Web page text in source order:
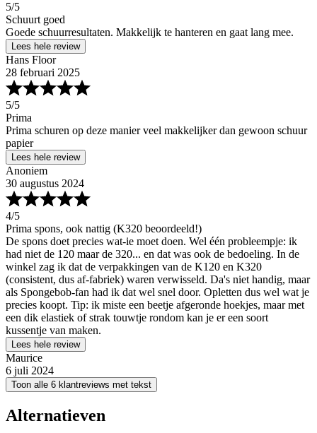
5/5
Schuurt goed
Goede schuurresultaten. Makkelijk te hanteren en gaat lang mee.
Lees hele review
Hans Floor
28 februari 2025
5/5
Prima
Prima schuren op deze manier veel makkelijker dan gewoon schuur
papier
Lees hele review
Anoniem
30 augustus 2024
4/5
Prima spons, ook nattig (K320 beoordeeld!)
De spons doet precies wat-ie moet doen. Wel één probleempje: ik
had niet de 120 maar de 320... en dat was ook de bedoeling. In de
winkel zag ik dat de verpakkingen van de K120 en K320
(consistent, dus af-fabriek) waren verwisseld. Da's niet handig, maar
als Spongebob-fan had ik dat wel snel door. Opletten dus wel wat je
precies koopt. Tip: ik miste een beetje afgeronde hoekjes, maar met
een dik elastiek of strak touwtje rondom kan je er een soort
kussentje van maken.
Lees hele review
Maurice
6 juli 2024
Toon alle 6 klantreviews met tekst
Alternatieven